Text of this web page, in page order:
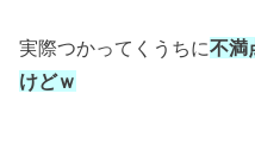
実際つかってくうちに不満
けどｗ